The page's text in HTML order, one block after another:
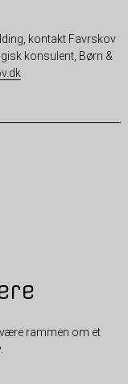
kontakt Favrskov
konsulent, Børn &
rammen om et